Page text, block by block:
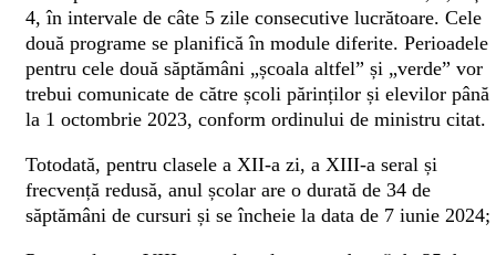
4, în intervale de câte 5 zile consecutive lucrătoare. Cele
două programe se planifică în module diferite. Perioadele
pentru cele două săptămâni „școala altfel” și „verde” vor
trebui comunicate de către școli părinților și elevilor până
la 1 octombrie 2023, conform ordinului de ministru citat.
Totodată, pentru clasele a XII-a zi, a XIII-a seral și
frecvență redusă, anul școlar are o durată de 34 de
săptămâni de cursuri și se încheie la data de 7 iunie 2024;